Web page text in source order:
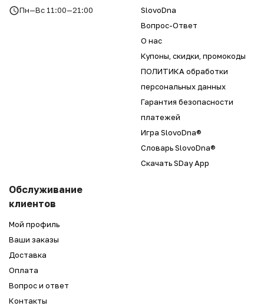
Пн—Вс 11:00—21:00
SlovoDna
Вопрос-Ответ
О нас
Купоны, скидки, промокоды
ПОЛИТИКА обработки
персональных данных
Гарантия безопасности
платежей
Игра SlovoDna®
Словарь SlovoDna®
Скачать SDay App
Обслуживание
клиентов
Мой профиль
Ваши заказы
Доставка
Оплата
Вопрос и ответ
Контакты